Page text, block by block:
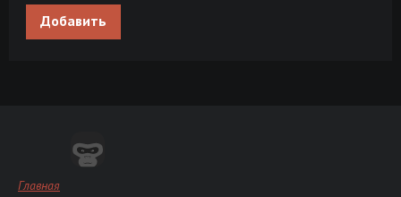
Добавить
Главная